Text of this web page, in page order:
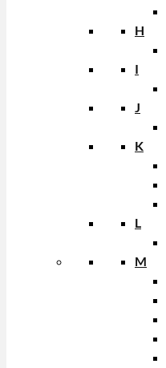
H
I
J
K
L
M